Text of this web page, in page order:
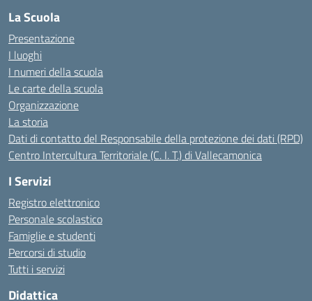
La Scuola
Presentazione
I luoghi
I numeri della scuola
Le carte della scuola
Organizzazione
La storia
Dati di contatto del Responsabile della protezione dei dati (RPD)
Centro Intercultura Territoriale (C. I. T.) di Vallecamonica
I Servizi
Registro elettronico
Personale scolastico
Famiglie e studenti
Percorsi di studio
Tutti i servizi
Didattica